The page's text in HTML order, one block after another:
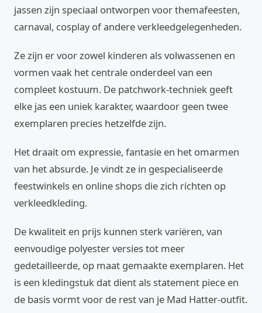
jassen zijn speciaal ontworpen voor themafeesten,
carnaval, cosplay of andere verkleedgelegenheden.
Ze zijn er voor zowel kinderen als volwassenen en
vormen vaak het centrale onderdeel van een
compleet kostuum. De patchwork-techniek geeft
elke jas een uniek karakter, waardoor geen twee
exemplaren precies hetzelfde zijn.
Het draait om expressie, fantasie en het omarmen
van het absurde. Je vindt ze in gespecialiseerde
feestwinkels en online shops die zich richten op
verkleedkleding.
De kwaliteit en prijs kunnen sterk variëren, van
eenvoudige polyester versies tot meer
gedetailleerde, op maat gemaakte exemplaren. Het
is een kledingstuk dat dient als statement piece en
de basis vormt voor de rest van je Mad Hatter-outfit.